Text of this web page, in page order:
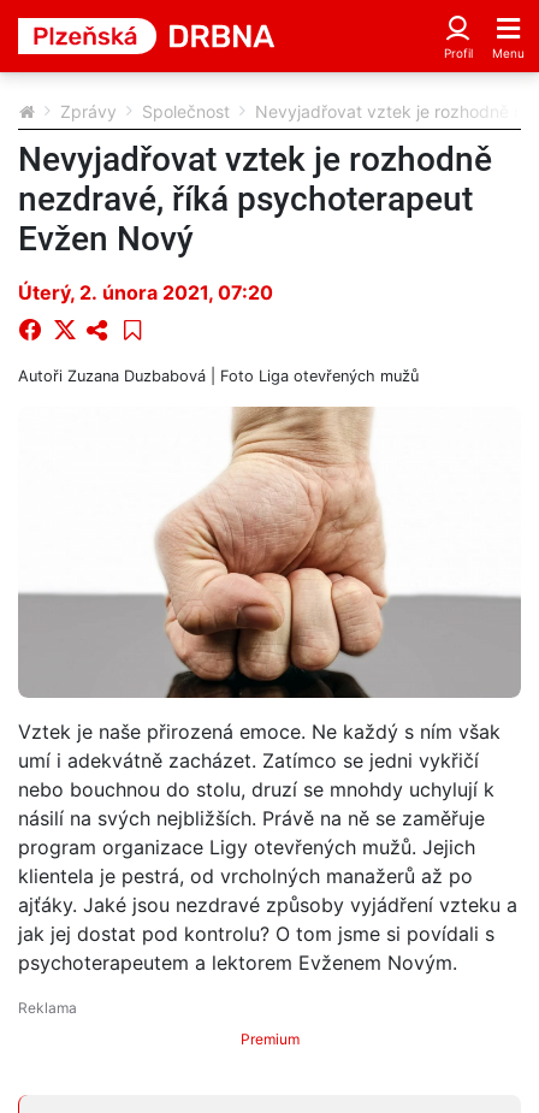
Zprávy Společnost Nevyjadřovat vztek je rozhodně
Nevyjadřovat vztek je rozhodně
nezdravé, říká psychoterapeut
Evžen Nový
Úterý, 2. února 2021, 07:20
Autoři Zuzana Duzbabová | Foto Liga otevřených mužů
Vztek je naše přirozená emoce. Ne každý s ním však
umí i adekvátně zacházet. Zatímco se jedni vykřičí
nebo bouchnou do stolu, druzí se mnohdy uchylují k
násilí na svých nejbližších. Právě na ně se zaměřuje
program organizace Ligy otevřených mužů. Jejich
klientela je pestrá, od vrcholných manažerů až po
ajťáky. Jaké jsou nezdravé způsoby vyjádření vzteku a
jak jej dostat pod kontrolu? O tom jsme si povídali s
psychoterapeutem a lektorem Evženem Novým.
Premium